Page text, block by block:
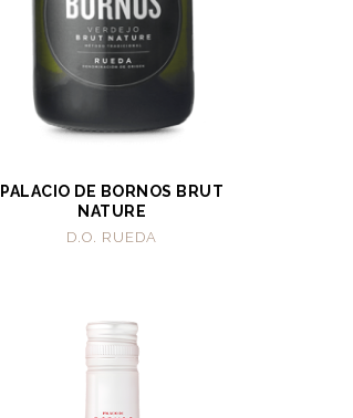
PALACIO DE BORNOS BRUT
NATURE
D.O. RUEDA